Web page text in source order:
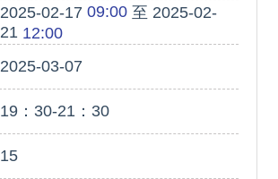
2025-02-17 09:00至 2025-02-
2112:00
2025-03-07
19：30-21：30
15